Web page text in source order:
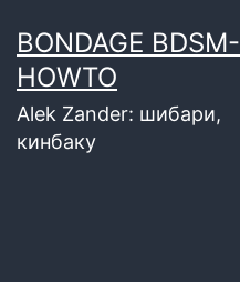
содержимому
BONDAGE BDSM-
HOWTO
Alek Zander: шибари,
кинбаку